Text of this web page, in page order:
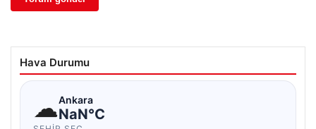
Hava Durumu
☁Ankara
NaN°C